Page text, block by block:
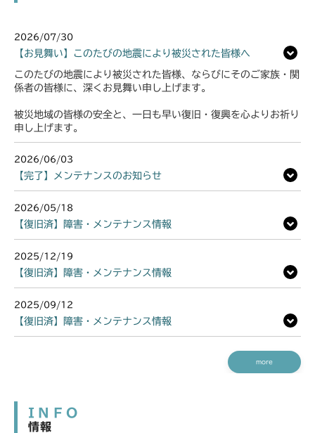
2026/07/30
【お見舞い】このたびの地震により被災された皆様へ
このたびの地震により被災された皆様、ならびにそのご家族・関
係者の皆様に、深くお見舞い申し上げます。
被災地域の皆様の安全と、一日も早い復旧・復興を心よりお祈り
申し上げます。
2026/06/03
【完了】メンテナンスのお知らせ
2026/05/18
【復旧済】障害・メンテナンス情報
2025/12/19
【復旧済】障害・メンテナンス情報
2025/09/12
【復旧済】障害・メンテナンス情報
more
INFO
情報